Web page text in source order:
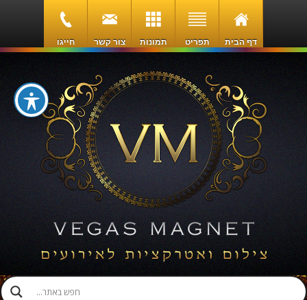
דף הבית תפריט תמונות צור קשר חייגו